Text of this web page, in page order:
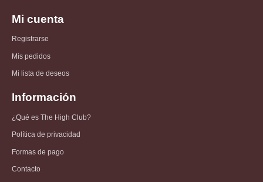
Mi cuenta
Registrarse
Mis pedidos
Mi lista de deseos
Información
¿Qué es The High Club?
Política de privacidad
Formas de pago
Contacto